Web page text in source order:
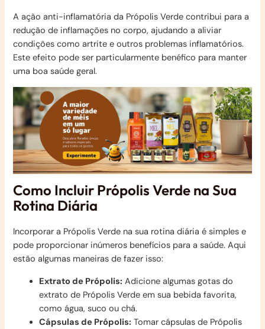
A ação anti-inflamatória da Própolis Verde contribui para a
redução de inflamações no corpo, ajudando a aliviar
condições como artrite e outros problemas inflamatórios.
Este efeito pode ser particularmente benéfico para manter
uma boa saúde geral.
Como Incluir Própolis Verde na Sua
Rotina Diária
Incorporar a Própolis Verde na sua rotina diária é simples e
pode proporcionar inúmeros benefícios para a saúde. Aqui
estão algumas maneiras de fazer isso:
Extrato de Própolis: Adicione algumas gotas do
extrato de Própolis Verde em sua bebida favorita,
como água, suco ou chá.
Cápsulas de Própolis: Tomar cápsulas de Própolis